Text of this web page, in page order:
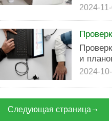
2024-
и
2024-10-
Следующая страница